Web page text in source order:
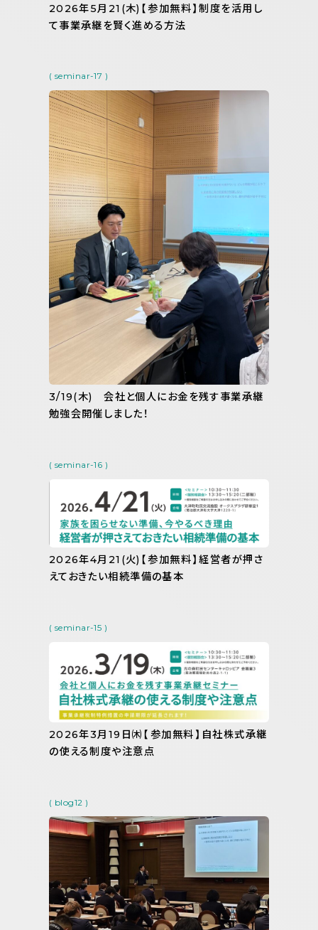
2026年5月21(木)【参加無料】制度を活用し
て事業承継を賢く進める方法
( seminar-17 )
3/19(木) 会社と個人にお金を残す事業承継
勉強会開催しました！
( seminar-16 )
2026年4月21(火)【参加無料】経営者が押さ
えておきたい相続準備の基本
( seminar-15 )
2026年3月19日㈭【参加無料】自社株式承継
の使える制度や注意点
( blog12 )